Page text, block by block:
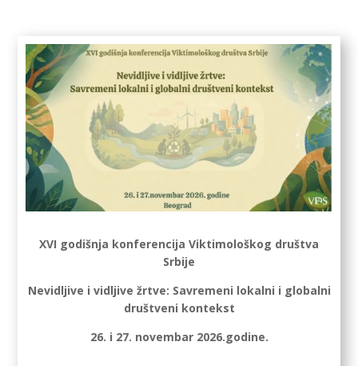
XVI godišnja konferencija Viktimološkog društva
Srbije
Nevidljive i vidljive žrtve: Savremeni lokalni i globalni
društveni kontekst
26. i 27. novembar 2026.godine.